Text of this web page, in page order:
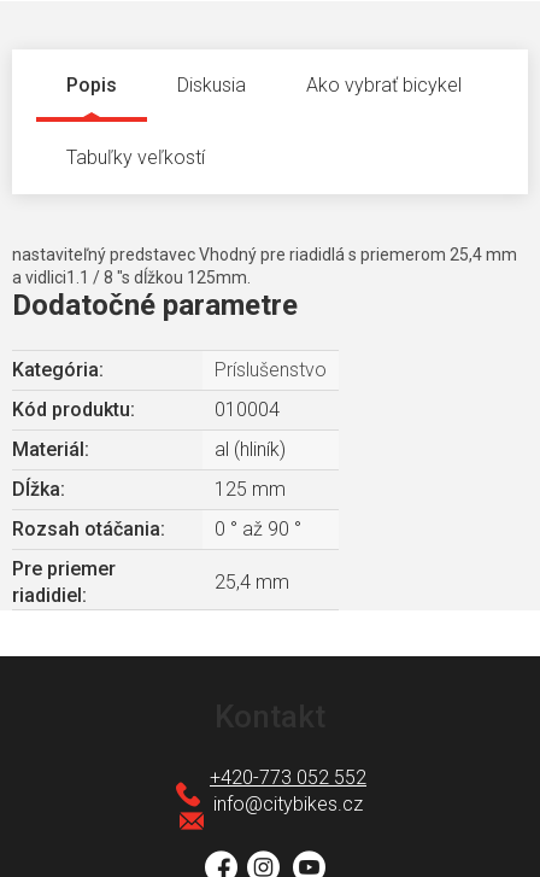
Popis Diskusia Ako vybrať bicykel
Tabuľky veľkostí
nastaviteľný predstavec Vhodný pre riadidlá s priemerom 25,4 mm
a vidlici1.1 / 8 "s dĺžkou 125mm.
Dodatočné parametre
Kategória:
Príslušenstvo
Kód produktu:
010004
Materiál :
al (hliník)
Dĺžka:
125 mm
Rozsah otáčania:
0 ° až 90 °
Pre priemer
riadidiel :
25,4 mm
info@citybikes.cz
+420-773 052 552